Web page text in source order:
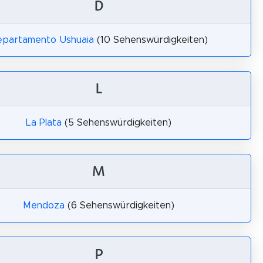
D
Ushuaia (10 Sehenswürdigkeiten)
L
La Plata (5 Sehenswürdigkeiten)
M
Mendoza (6 Sehenswürdigkeiten)
P